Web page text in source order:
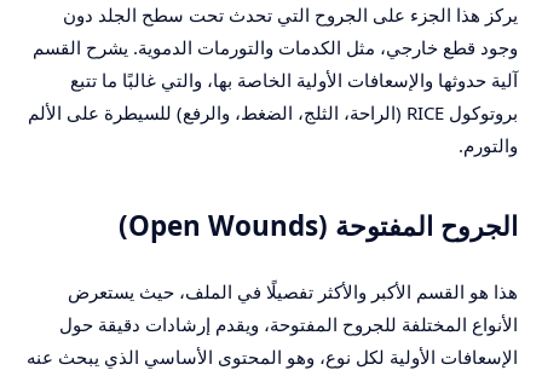
يركز هذا الجزء على الجروح التي تحدث تحت سطح الجلد دون
وجود قطع خارجي، مثل الكدمات والتورمات الدموية. يشرح القسم
آلية حدوثها والإسعافات الأولية الخاصة بها، والتي غالبًا ما تتبع
بروتوكول RICE (الراحة، الثلج، الضغط، والرفع) للسيطرة على الألم
والتورم.
الجروح المفتوحة (Open Wounds)
هذا هو القسم الأكبر والأكثر تفصيلًا في الملف، حيث يستعرض
الأنواع المختلفة للجروح المفتوحة، ويقدم إرشادات دقيقة حول
الإسعافات الأولية لكل نوع، وهو المحتوى الأساسي الذي يبحث عنه